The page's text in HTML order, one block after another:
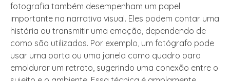
fotografia também desempenham um papel
importante na narrativa visual. Eles podem contar uma
história ou transmitir uma emoção, dependendo de
como são utilizados. Por exemplo, um fotógrafo pode
usar uma porta ou uma janela como quadro para
emoldurar um retrato, sugerindo uma conexão entre o